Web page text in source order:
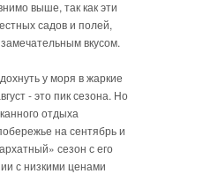
выше, так как эти
садов и полей,
вкусом.
у моря в жаркие
- это пик сезона. Но
отдыха
на сентябрь и
сезон с его
с низкими ценами